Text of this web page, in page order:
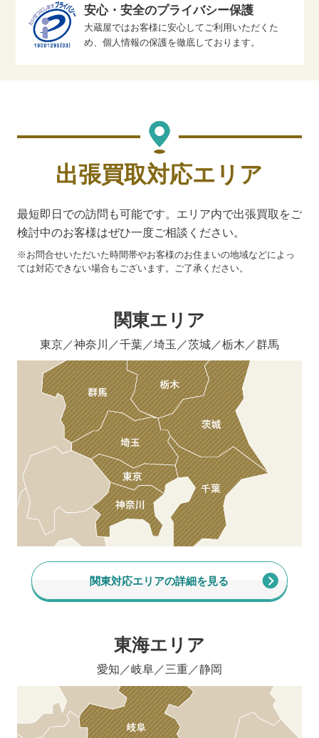
安心・安全のプライバシー保護
大蔵屋ではお客様に安心してご利用いただくた
め、個人情報の保護を徹底しております。
出張買取対応エリア
最短即日での訪問も可能です。エリア内で出張買取をご
検討中のお客様はぜひ一度ご相談ください。
※お問合せいただいた時間帯やお客様のお住まいの地域などによっ
ては対応できない場合もございます。ご了承ください。
関東エリア
東京／神奈川／千葉／埼玉／茨城／栃木／群馬
関東対応エリアの詳細を見る
東海エリア
愛知／岐阜／三重／静岡